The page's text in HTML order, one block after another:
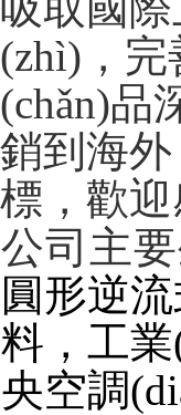
(zhì)，完
(chǎn)品
銷到海外
標，歡
公司主
圓形逆流
料，
央空調